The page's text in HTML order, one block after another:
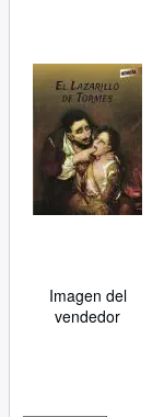
Vendedores
Comenzar a vender
Ayuda
Imagen del
vendedor